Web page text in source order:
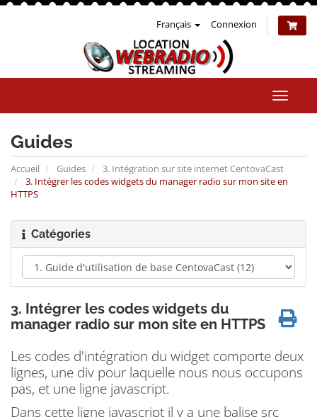
Français Connexion
la
Guides
Accueil Guides
3. Intégration sur site internet CentovaCast
3. Intégrer les codes widgets du manager radio sur mon site en
HTTPS
Catégories
3. Intégrer les codes widgets du
manager radio sur mon site en HTTPS
Les codes d'intégration du widget comporte deux
lignes, une div pour laquelle nous nous occupons
pas, et une ligne javascript.
Dans cette ligne javascript il y a une balise src